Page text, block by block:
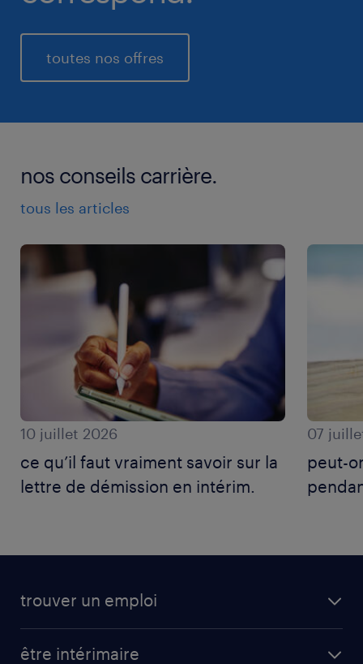
toutes nos offres
nos conseils carrière.
tous les articles
10 juillet 2026
ce qu’il faut vraiment savoir sur la
lettre de démission en intérim.
07
peut-
trouver un emploi
être intérimaire